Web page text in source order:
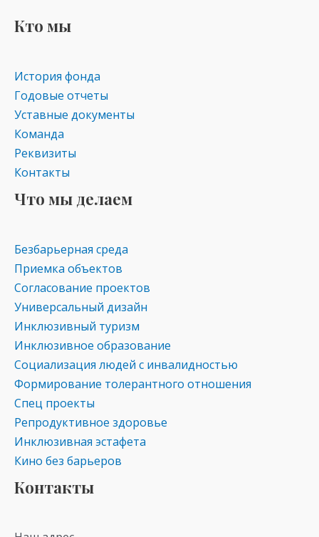
Кто мы
История фонда
Годовые отчеты
Уставные документы
Команда
Реквизиты
Контакты
Что мы делаем
Безбарьерная среда
Приемка объектов
Согласование проектов
Универсальный дизайн
Инклюзивный туризм
Инклюзивное образование
Социализация людей с инвалидностью
Формирование толерантного отношения
Спец проекты
Репродуктивное здоровье
Инклюзивная эстафета
Кино без барьеров
Контакты